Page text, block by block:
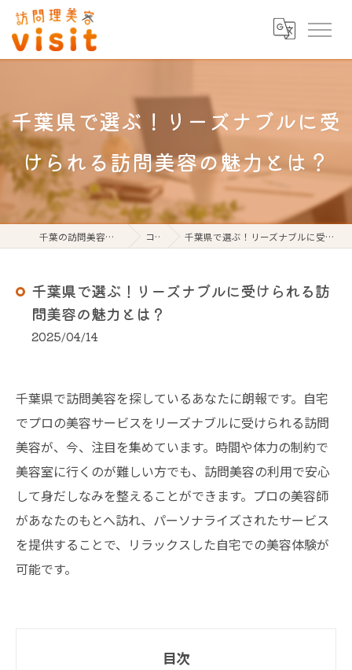
千葉県で選ぶ！リーズナブルに受
けられる訪問美容の魅力とは？
千葉の訪問美容なら訪問理美容visit コラム 千葉県で選ぶ！リーズナブルに受けられる訪問美容の魅力とは？
千葉県で選ぶ！リーズナブルに受けられる訪
問美容の魅力とは？
2025/04/14
千葉県で訪問美容を探しているあなたに朗報です。自宅
でプロの美容サービスをリーズナブルに受けられる訪問
美容が、今、注目を集めています。時間や体力の制約で
美容室に行くのが難しい方でも、訪問美容の利用で安心
して身だしなみを整えることができます。プロの美容師
があなたのもとへ訪れ、パーソナライズされたサービス
を提供することで、リラックスした自宅での美容体験が
可能です。
目次